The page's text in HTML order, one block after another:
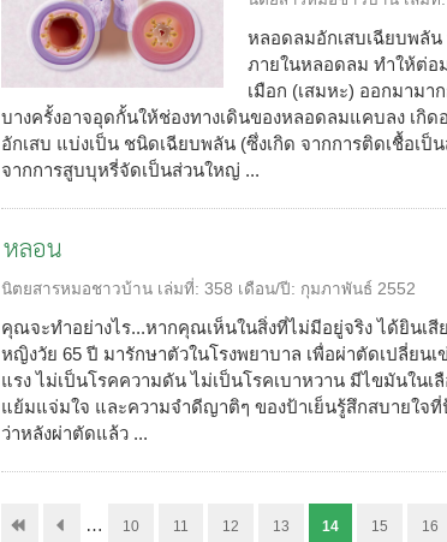
หลอดลมอักเสบเฉียบพลัน
ภายในหลอดลม ทำให้ต่อ
เมือก (เสมหะ) ออกมามา
บางครั้งอาจอุดกั้นให้ช่องทางเดินของหลอดลมแคบลง เกิ
อักเสบ แบ่งเป็น ชนิดเฉียบพลัน (ซึ่งเกิด จากการติดเชื้อเป็
จากการสูบบุหรี่จัดเป็นส่วนใหญ่ ...
หลอน
นิตยสารหมอชาวบ้าน เล่มที่: 358 เดือน/ปี: กุมภาพันธ์ 2552
คุณจะทำอย่างไร...หากคุณเห็นในสิ่งที่ไม่มีอยู่จริง ได้ยินเ
หญิงวัย 65 ปี มารักษาตัวในโรงพยาบาล เพื่อผ่าตัดเปลี่ยน
แรง ไม่เป็นโรคความดัน ไม่เป็นโรคเบาหวาน มีไขมันใน
แย้มแจ่มใจ และความจำดีญาติๆ ของป้าเย็นรู้สึกสบายใจที่
ว่าหลังผ่าตัดแล้ว ...
… 10 11 12 13 14 15 16